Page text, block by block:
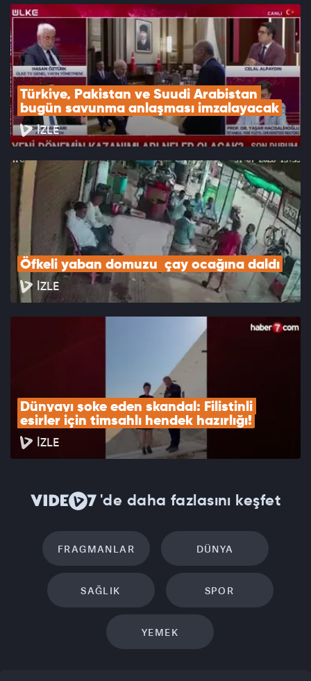
Türkiye, Pakistan ve Suudi Arabistan
bugün savunma anlaşması imzalayacak
İZLE
Öfkeli yaban domuzu  çay ocağına daldı
İZLE
Dünyayı şoke eden skandal: Filistinli
esirler için timsahlı hendek hazırlığı!
İZLE
'de daha fazlasını keşfet
FRAGMANLAR DÜNYA
SAĞLIK SPOR
YEMEK